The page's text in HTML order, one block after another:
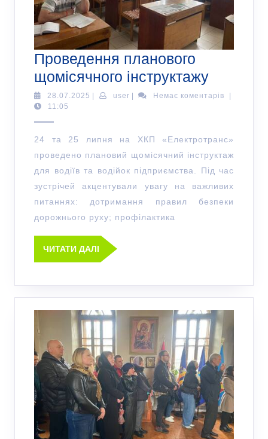
Проведення планового
щомісячного інструктажу
28.07.2025 | user | Немає коментарів
|
11:05
24 та 25 липня на ХКП «Електротранс»
проведено плановий щомісячний інструктаж
для водіїв та водійок підприємства. Під час
зустрічей акцентували увагу на важливих
питаннях: дотримання правил безпеки
дорожнього руху; профілактика
ЧИТАТИ ДАЛІ